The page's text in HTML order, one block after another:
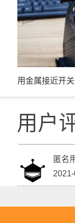
用金属接近开
用户
匿名